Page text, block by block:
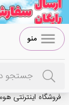
منو
فروشگاه اینترنتی